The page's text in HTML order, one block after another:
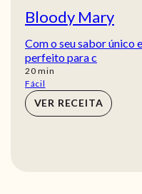
Bloody Mary
Com o seu sabor único
perfeito para c
20min
min
Fácil
VER RECEITA